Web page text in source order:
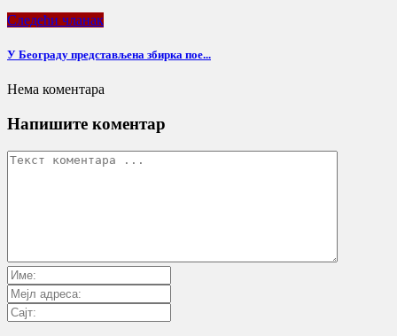
Следећи чланак
У Београду представљена збирка пое...
Нема коментара
Напишите коментар